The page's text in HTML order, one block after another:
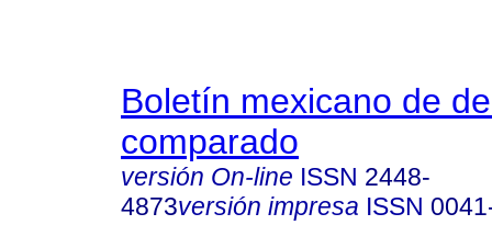
Boletín mexicano de
comparado
versión On-line ISSN 2448-
4873versión impresa ISSN